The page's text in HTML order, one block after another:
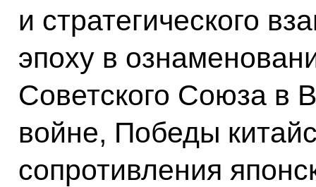
и стратегического
эпоху в
Советского Союза в
войне, Победы
сопротивления